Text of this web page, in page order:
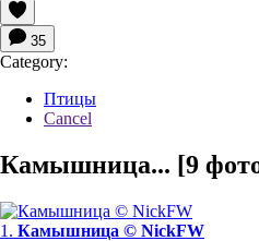
35
Category:
Птицы
Cancel
Камышница... [9 фото
1. Камышница © NickFW